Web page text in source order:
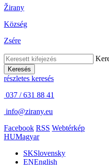
Žirany
Község
Zsére
Keresés
részletes keresés
037 / 631 88 41
info@zirany.eu
Facebook RSS Webtérkép
HUMagyar
SKSlovensky
ENEnglish